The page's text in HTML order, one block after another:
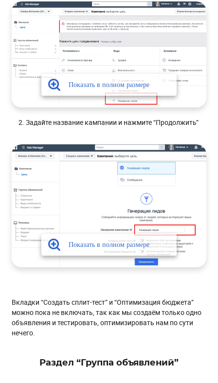
Задайте название кампании и нажмите “Продолжить”
Вкладки “Создать сплит-тест” и “Оптимизация бюджета”
можно пока не включать, так как мы создаём только одно
объявления и тестировать, оптимизировать нам по сути
нечего.
Раздел “Группа объявлений”